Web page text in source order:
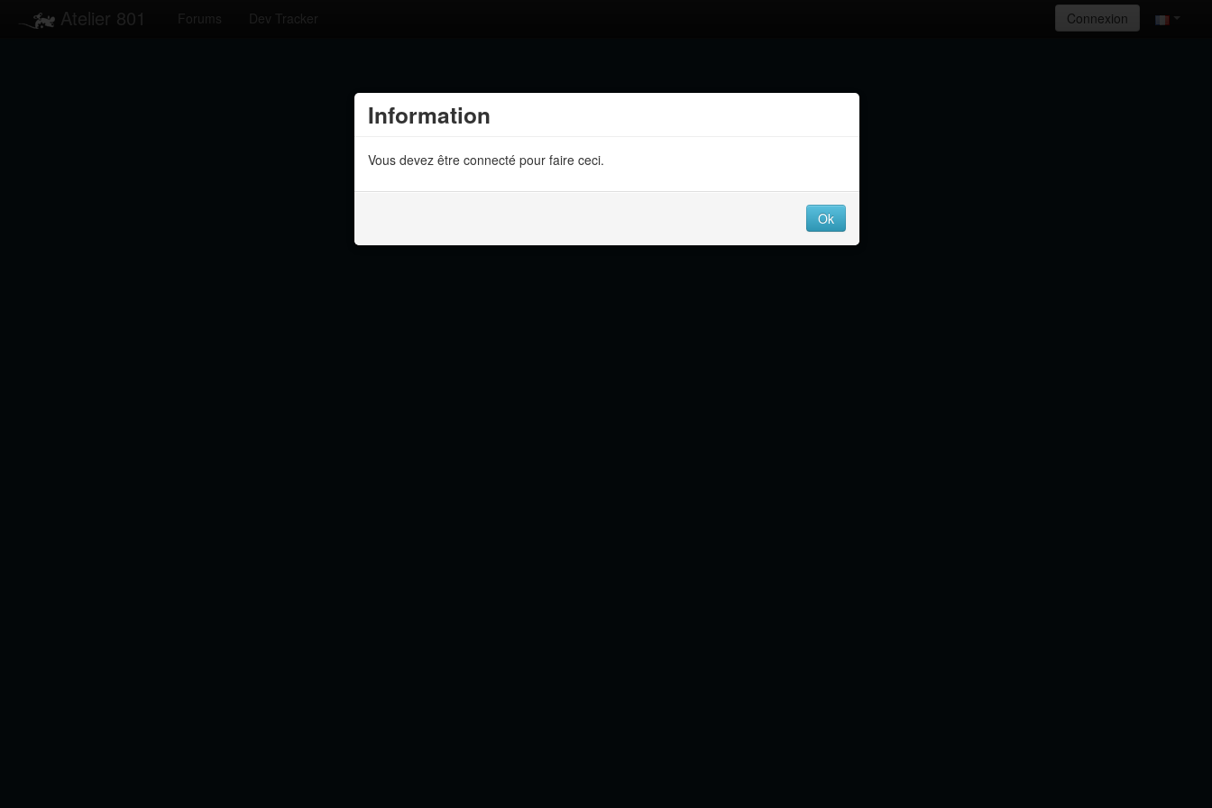
Information
Vous devez être connecté pour faire ceci.
Ok
Atelier 801 Forums Dev Tracker Connexion